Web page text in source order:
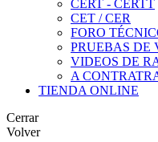
CERT - CERTT
CET / CER
FORO
PRUEBAS DE
VIDEOS DE
A
TIENDA ONLINE
Cerrar
Volver